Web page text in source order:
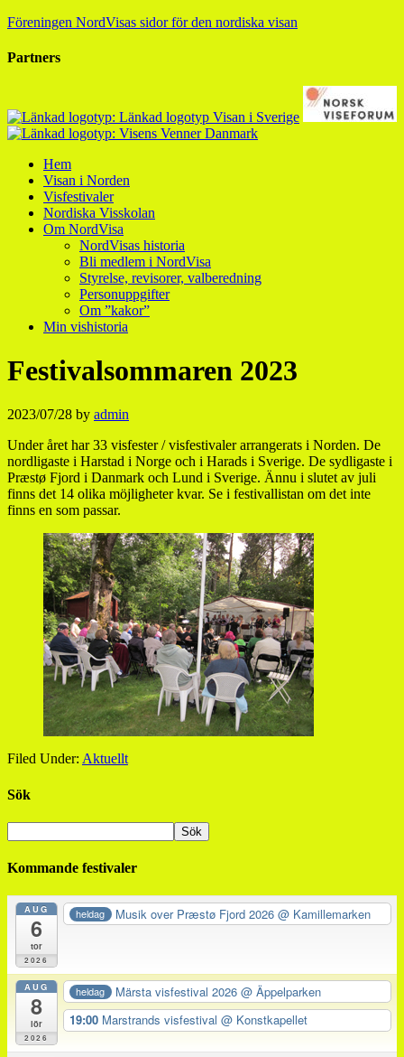
Föreningen NordVisas sidor för den nordiska visan
Partners
Hem
Visan i Norden
Visfestivaler
Nordiska Visskolan
Om NordVisa
NordVisas historia
Bli medlem i NordVisa
Styrelse, revisorer, valberedning
Personuppgifter
Om ”kakor”
Min vishistoria
Festivalsommaren 2023
2023/07/28 by admin
Under året har 33 visfester / visfestivaler arrangerats i Norden. De
nordligaste i Harstad i Norge och i Harads i Sverige. De sydligaste i
Præstø Fjord i Danmark och Lund i Sverige. Ännu i slutet av juli
finns det 14 olika möjligheter kvar. Se i festivallistan om det inte
finns en som passar.
Filed Under: Aktuellt
Sök
Kommande festivaler
AUG
6
tor
2026
heldag Musik over Præstø Fjord 2026@ Kamillemarken
AUG
8
lör
2026
heldag Märsta visfestival 2026@ Äppelparken
19:00 Marstrands visfestival @ Konstkapellet